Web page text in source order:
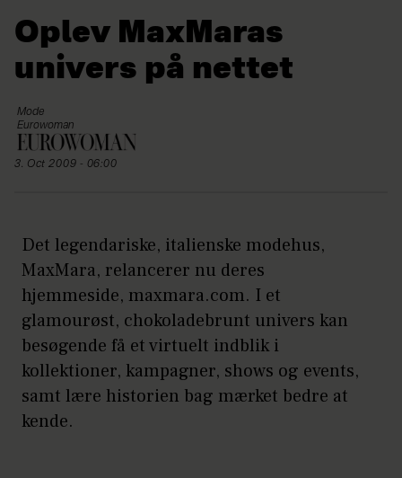
Oplev MaxMaras
univers på nettet
Mode
Eurowoman
3. Oct 2009 - 06:00
Det legendariske, italienske modehus,
MaxMara, relancerer nu deres
hjemmeside, maxmara.com. I et
glamourøst, chokoladebrunt univers kan
besøgende få et virtuelt indblik i
kollektioner, kampagner, shows og events,
samt lære historien bag mærket bedre at
kende.